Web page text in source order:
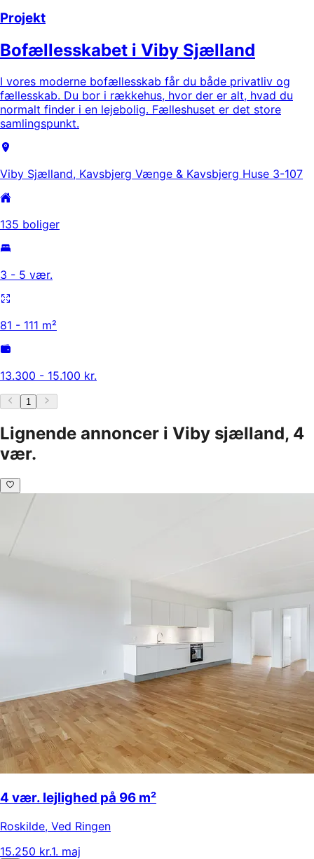
Projekt
Bofællesskabet i Viby Sjælland
I vores moderne bofællesskab får du både privatliv og
fællesskab. Du bor i rækkehus, hvor der er alt, hvad du
normalt finder i en lejebolig. Fælleshuset er det store
samlingspunkt.
Viby Sjælland, Kavsbjerg Vænge & Kavsbjerg Huse 3-107
135 boliger
3 - 5 vær.
81 - 111 m²
13.300 - 15.100 kr.
1
Lignende annoncer i Viby sjælland, 4
vær.
4 vær. lejlighed på 96 m²
Roskilde, Ved Ringen
15.250 kr.1. maj